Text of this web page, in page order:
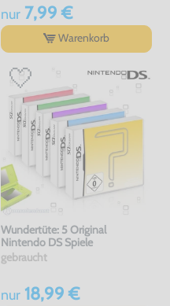
nur7,99 €
Warenkorb
Wundertüte: 5 Original
Nintendo DS Spiele
gebraucht
nur18,99 €